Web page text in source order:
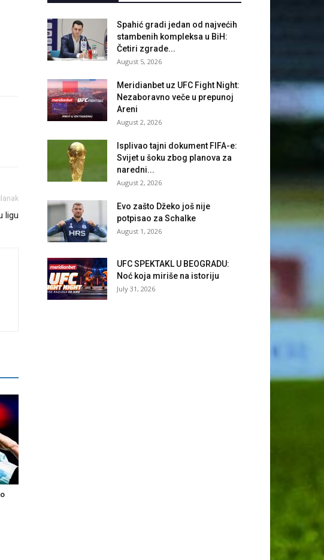
ligu
Spahić gradi jedan od najvećih
stambenih kompleksa u BiH:
Četiri zgrade...
August 5, 2026
Meridianbet uz UFC Fight Night:
Nezaboravno veče u prepunoj
Areni
August 2, 2026
Isplivao tajni dokument FIFA-e:
Svijet u šoku zbog planova za
naredni...
August 2, 2026
Evo zašto Džeko još nije
potpisao za Schalke
August 1, 2026
UFC SPEKTAKL U BEOGRADU:
Noć koja miriše na istoriju
July 31, 2026